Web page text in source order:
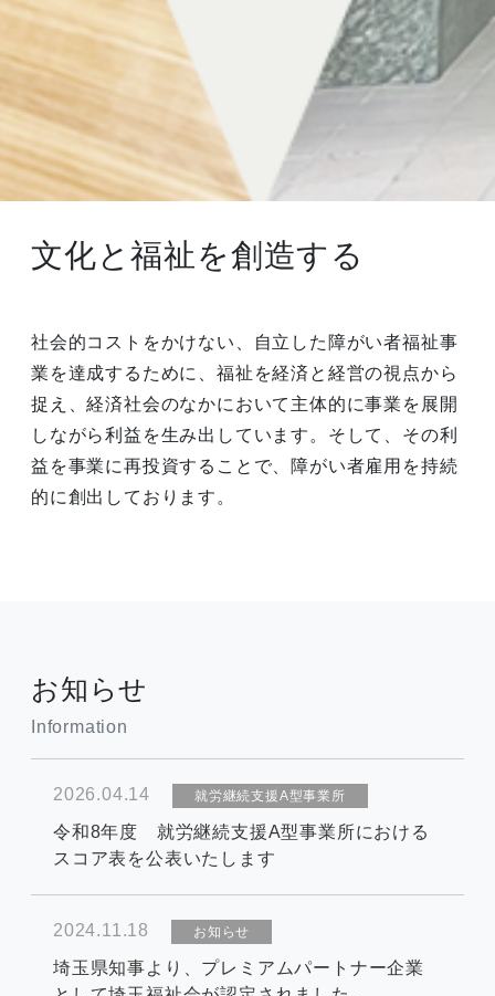
文化と福祉を創造する
社会的コストをかけない、自立した障がい者福祉事
業を達成するために、福祉を経済と経営の視点から
捉え、経済社会のなかにおいて主体的に事業を展開
しながら利益を生み出しています。そして、その利
益を事業に再投資することで、障がい者雇用を持続
的に創出しております。
お知らせ
Information
2026.04.14 就労継続支援A型事業所
令和8年度 就労継続支援A型事業所における
スコア表を公表いたします
2024.11.18 お知らせ
埼玉県知事より、プレミアムパートナー企業